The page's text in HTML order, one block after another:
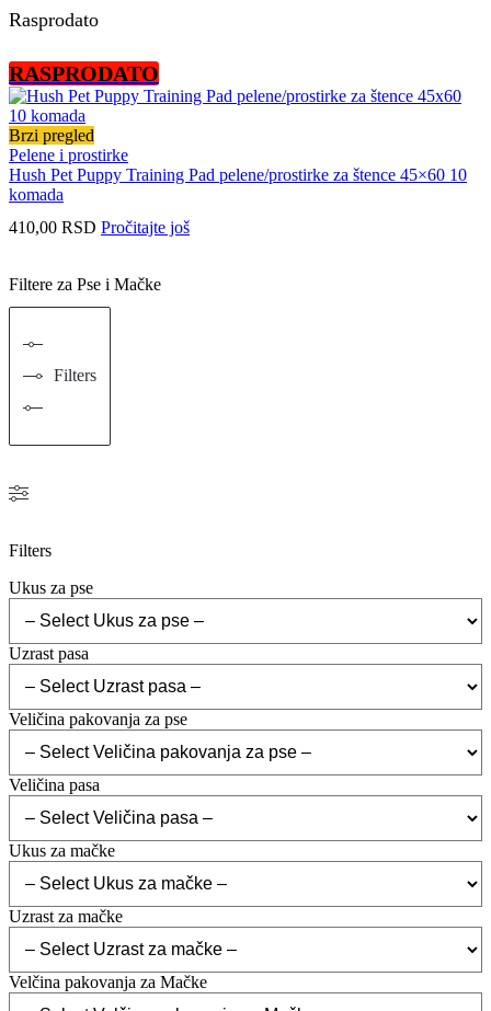
Rasprodato
RASPRODATO
Brzi pregled
Pelene i prostirke
Hush Pet Puppy Training Pad pelene/prostirke za štence 45×60 10
komada
410,00 RSD Pročitajte još
Filtere za Pse i Mačke
Filters
Filters
Ukus za pse
Uzrast pasa
Veličina pakovanja za pse
Veličina pasa
Ukus za mačke
Uzrast za mačke
Velčina pakovanja za Mačke